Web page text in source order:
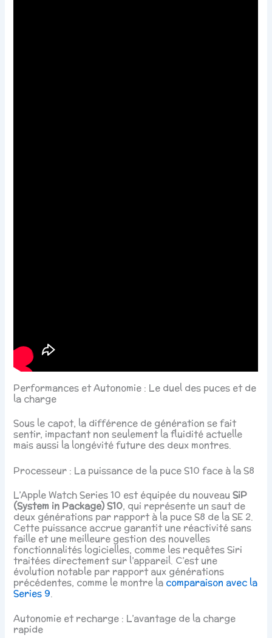
Performances et Autonomie : Le duel des puces et de
la charge
Sous le capot, la différence de génération se fait
sentir, impactant non seulement la fluidité actuelle
mais aussi la longévité future des deux montres.
Processeur : La puissance de la puce S10 face à la S8
L’Apple Watch Series 10 est équipée du nouveauSiP
(System in Package) S10, qui représente un saut de
deux générations par rapport à la puce S8 de la SE 2.
Cette puissance accrue garantit une réactivité sans
faille et une meilleure gestion des nouvelles
fonctionnalités logicielles, comme les requêtes Siri
traitées directement sur l’appareil. C’est une
évolution notable par rapport aux générations
précédentes, comme le montre la comparaison avec la
Series 9.
Autonomie et recharge : L’avantage de la charge
rapide